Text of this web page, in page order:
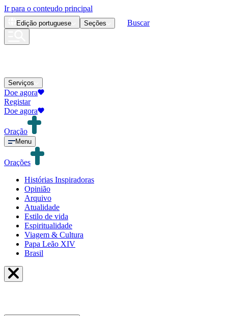
Ir para o conteudo principal
Edição portuguese Seções Buscar
Serviços
Doe agora
Registar
Doe agora
Oração
Menu
Orações
Histórias Inspiradoras
Opinião
Arquivo
Atualidade
Estilo de vida
Espiritualidade
Viagem & Cultura
Papa Leão XIV
Brasil